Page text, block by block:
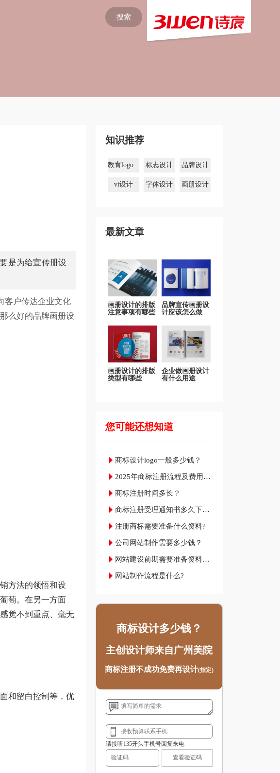
搜索
是为给宣传册设
客户传达企业文化
么好的品牌画册设
方法的领悟和设
萄。在另一方面
觉不到重点、毫无
和留白控制等，优
知识推荐
教育logo
设计
标志设计 品牌设计
vi设计 字体设计 画册设计
最新文章
画册设计的排版
注意事项有哪些
品牌宣传画册设
计应该怎么做
画册设计的排版
类型有哪些
企业做画册设计
有什么用途
您可能还想知道
商标设计logo一般多少钱？
2025年商标注册流程及费用材
商标注册时间多长？
商标注册受理通知书多久下
注册商标需要准备什么资料?
公司网站制作需要多少钱？
网站建设前期需要准备资料明
网站制作流程是什么?
商标设计多少钱？
主创设计师来自广州美院
商标注册不成功免费再设计(指定)
请接听135开头手机号回复来电
查看验证码